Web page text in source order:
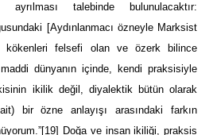
ayrılması talebinde bulunulacaktır:
[Aydınlanmacı özneyle Marksist
kökenleri felsefi olan ve özerk bilince
dünyanın içinde, kendi praksisiyle
ikilik değil, diyalektik bütün olarak
bir özne anlayışı arasındaki farkın
[19] Doğa ve insan ikiliği, praksis